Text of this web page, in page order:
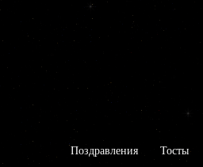
Поздравления Тосты